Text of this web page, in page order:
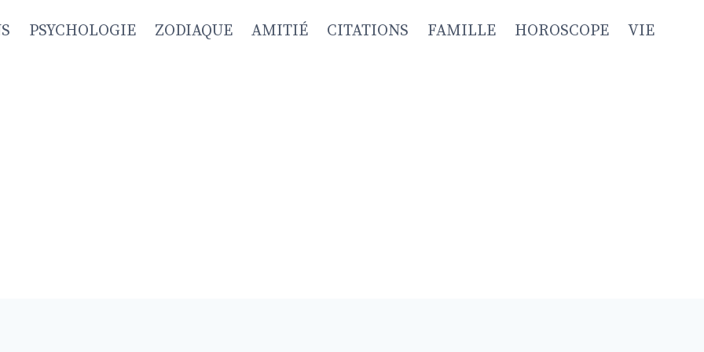
PSYCHOLOGIE ZODIAQUE AMITIÉ CITATIONS FAMILLE HOROSCOPE VIE